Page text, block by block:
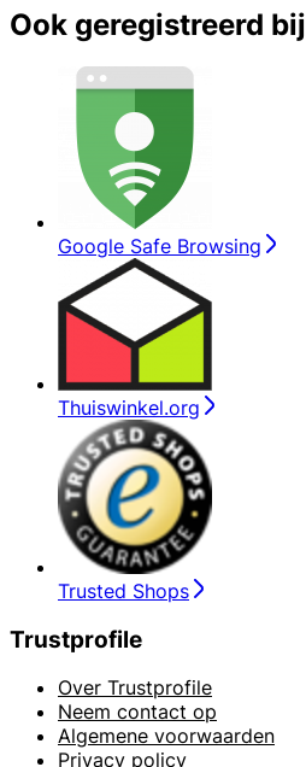
Ook geregistreerd bij
Google Safe Browsing
Thuiswinkel.org
Trusted Shops
Trustprofile
Over Trustprofile
Neem contact op
Algemene voorwaarden
Privacy policy